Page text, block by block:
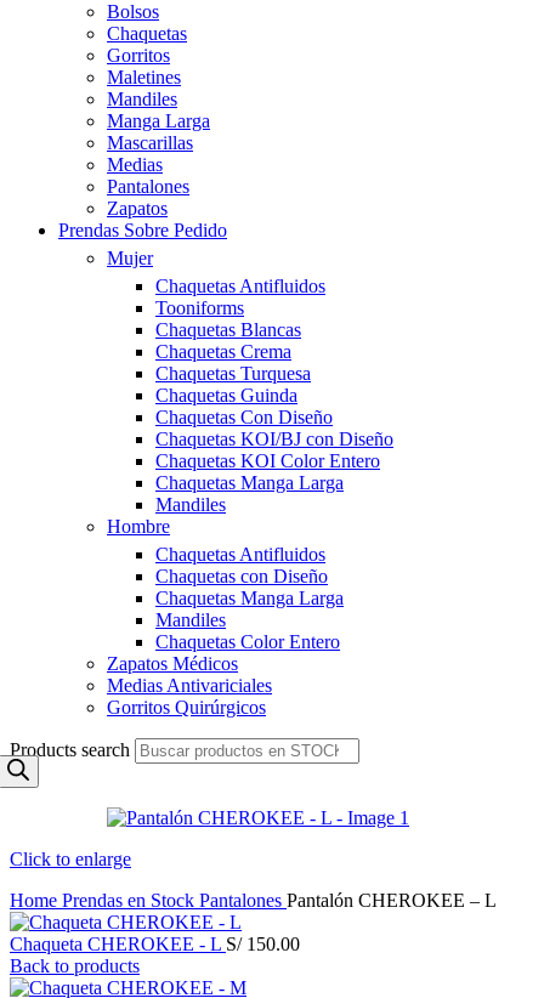
Bolsos
Chaquetas
Gorritos
Maletines
Mandiles
Manga Larga
Mascarillas
Medias
Pantalones
Zapatos
Prendas Sobre Pedido
Mujer
Chaquetas Antifluidos
Tooniforms
Chaquetas Blancas
Chaquetas Crema
Chaquetas Turquesa
Chaquetas Guinda
Chaquetas Con Diseño
Chaquetas KOI/BJ con Diseño
Chaquetas KOI Color Entero
Chaquetas Manga Larga
Mandiles
Hombre
Chaquetas Antifluidos
Chaquetas con Diseño
Chaquetas Manga Larga
Mandiles
Chaquetas Color Entero
Zapatos Médicos
Medias Antivariciales
Gorritos Quirúrgicos
Products search
Click to enlarge
Home Prendas en Stock Pantalones Pantalón CHEROKEE – L
Chaqueta CHEROKEE - L S/150.00
Back to products